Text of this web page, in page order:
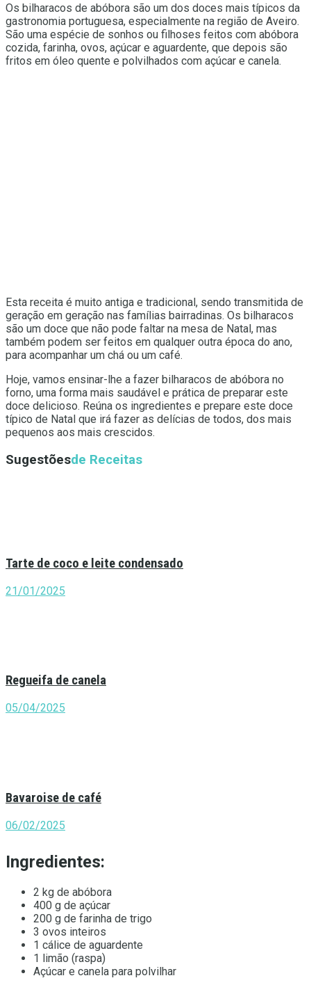
Os bilharacos de abóbora são um dos doces mais típicos da
gastronomia portuguesa, especialmente na região de Aveiro.
São uma espécie de sonhos ou filhoses feitos com abóbora
cozida, farinha, ovos, açúcar e aguardente, que depois são
fritos em óleo quente e polvilhados com açúcar e canela.
Esta receita é muito antiga e tradicional, sendo transmitida de
geração em geração nas famílias bairradinas. Os bilharacos
são um doce que não pode faltar na mesa de Natal, mas
também podem ser feitos em qualquer outra época do ano,
para acompanhar um chá ou um café.
Hoje, vamos ensinar-lhe a fazer bilharacos de abóbora no
forno, uma forma mais saudável e prática de preparar este
doce delicioso. Reúna os ingredientes e prepare este doce
típico de Natal que irá fazer as delícias de todos, dos mais
pequenos aos mais crescidos.
Sugestõesde Receitas
Tarte de coco e leite condensado
21/01/2025
Regueifa de canela
05/04/2025
Bavaroise de café
06/02/2025
Ingredientes:
2 kg de abóbora
400 g de açúcar
200 g de farinha de trigo
3 ovos inteiros
1 cálice de aguardente
1 limão (raspa)
Açúcar e canela para polvilhar